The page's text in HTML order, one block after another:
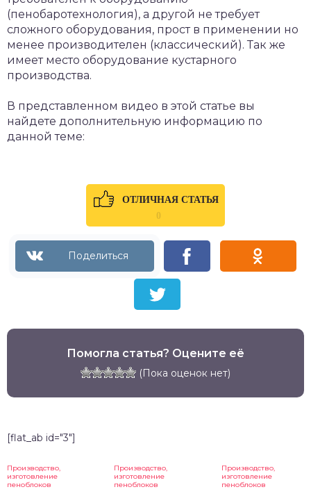
(пенобаротехнология), а другой не требует
сложного оборудования, прост в применении но
менее производителен (классический). Так же
имеет место оборудование кустарного
производства.
В представленном видео в этой статье вы
найдете дополнительную информацию по
данной теме:
ОТЛИЧНАЯ СТАТЬЯ
0
Помогла статья? Оцените её
(Пока оценок нет)
[flat_ab id="3"]
Производство,
изготовление
пеноблоков
Производство,
изготовление
пеноблоков
Производство,
изготовление
пеноблоков